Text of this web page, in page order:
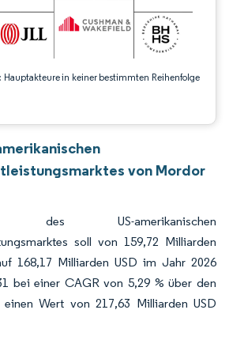
Hauptakteure in keiner bestimmten Reihenfolge
von Mordor
US-amerikanischen
soll von 159,72 Milliarden
168,17 Milliarden USD im Jahr 2026
bei einer CAGR von 5,29 % über den
einen Wert von 217,63 Milliarden USD